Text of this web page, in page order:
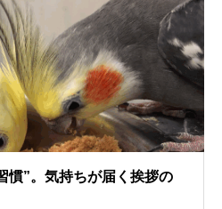
慣”。気持ちが届く挨拶の